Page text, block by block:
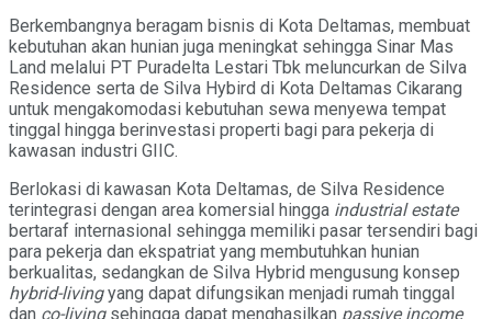
Berkembangnya beragam bisnis di Kota Deltamas, membuat
kebutuhan akan hunian juga meningkat sehingga Sinar Mas
Land melalui PT Puradelta Lestari Tbk meluncurkan de Silva
Residence serta de Silva Hybird di Kota Deltamas Cikarang
untuk mengakomodasi kebutuhan sewa menyewa tempat
tinggal hingga berinvestasi properti bagi para pekerja di
kawasan industri GIIC.
Berlokasi di kawasan Kota Deltamas, de Silva Residence
terintegrasi dengan area komersial hingga industrial estate
bertaraf internasional sehingga memiliki pasar tersendiri bagi
para pekerja dan ekspatriat yang membutuhkan hunian
berkualitas, sedangkan de Silva Hybrid mengusung konsep
hybrid-livingyang dapat difungsikan menjadi rumah tinggal
dan co-livingsehingga dapat menghasilkan passive income